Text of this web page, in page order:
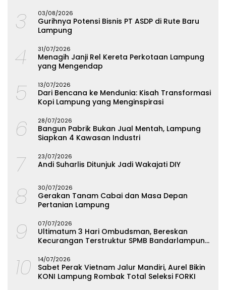
3 03/08/2026
Gurihnya Potensi Bisnis PT ASDP di Rute Baru
Lampung
4 31/07/2026
Menagih Janji Rel Kereta Perkotaan Lampung
yang Mengendap
5 13/07/2026
Dari Bencana ke Mendunia: Kisah Transformasi
Kopi Lampung yang Menginspirasi
6 28/07/2026
Bangun Pabrik Bukan Jual Mentah, Lampung
Siapkan 4 Kawasan Industri
7 23/07/2026
Andi Suharlis Ditunjuk Jadi Wakajati DIY
8 30/07/2026
Gerakan Tanam Cabai dan Masa Depan
Pertanian Lampung
9 07/07/2026
Ultimatum 3 Hari Ombudsman, Bereskan
Kecurangan Terstruktur SPMB Bandarlampung
10 14/07/2026
Sabet Perak Vietnam Jalur Mandiri, Aurel Bikin
KONI Lampung Rombak Total Seleksi FORKI